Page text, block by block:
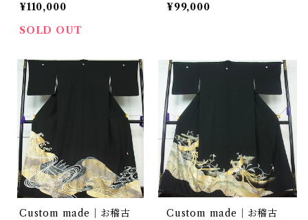
¥110,000
SOLD OUT
¥99,000
Custom made｜お稽古
Custom made｜お稽古